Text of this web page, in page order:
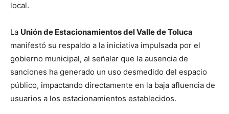
local.
La Unión de Estacionamientos del Valle de Toluca
manifestó su respaldo a la iniciativa impulsada por el
gobierno municipal, al señalar que la ausencia de
sanciones ha generado un uso desmedido del espacio
público, impactando directamente en la baja afluencia de
usuarios a los estacionamientos establecidos.